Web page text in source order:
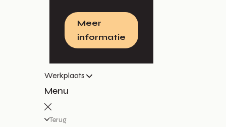
Meer
informatie
Werkplaats
Menu
Terug